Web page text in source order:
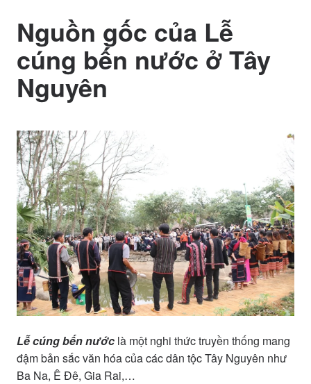
Nguồn gốc của Lễ
cúng bến nước ở Tây
Nguyên
Lễ cúng bến nước là một nghi thức truyền thống mang
đậm bản sắc văn hóa của các dân tộc Tây Nguyên như
Ba Na, Ê Đê, Gia Rai,…